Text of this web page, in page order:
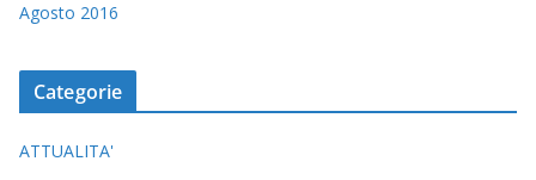
Agosto 2016
Categorie
ATTUALITA'